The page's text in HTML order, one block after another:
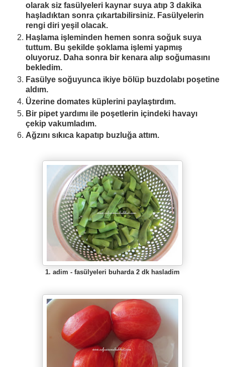
olarak siz fasülyeleri kaynar suya atıp 3 dakika
haşladıktan sonra çıkartabilirsiniz. Fasülyelerin
rengi diri yeşil olacak.
Haşlama işleminden hemen sonra soğuk suya
tuttum. Bu şekilde şoklama işlemi yapmış
oluyoruz. Daha sonra bir kenara alıp soğumasını
bekledim.
Fasülye soğuyunca ikiye bölüp buzdolabı poşetine
aldım.
Üzerine domates küplerini paylaştırd ım.
Bir pipet yardımı ile poşetlerin içindeki havayı
çekip vakumladım.
Ağzını sıkıca kapatıp buzluğa attım.
1. adim - fasülyeleri buharda 2 dk hasladim